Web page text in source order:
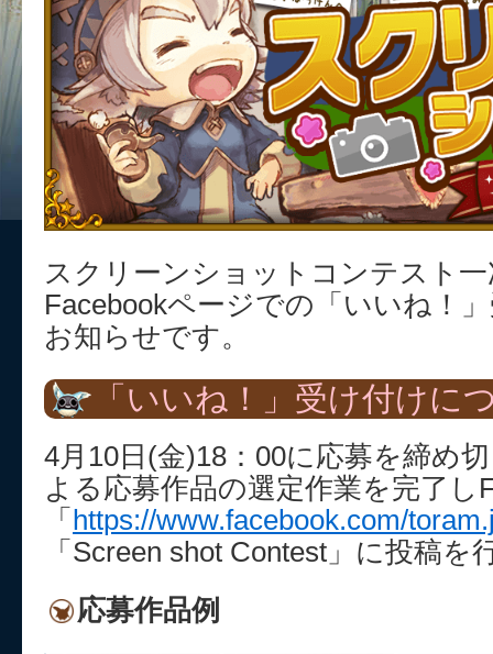
スクリーンショットコンテスト
Facebookページでの「いいね！
お知らせです。
「いいね！」受け付けに
4月10日(金)18：00に応募を締め
よる応募作品の選定作業を完了し
「 https://www.facebook.com/
「Screen shot Contest」に投稿を
応募作品例